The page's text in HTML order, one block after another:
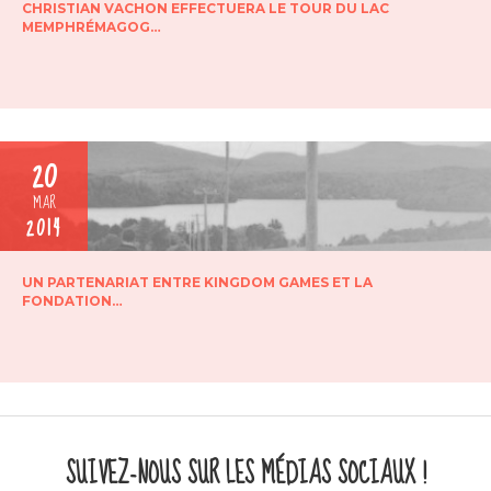
CHRISTIAN VACHON EFFECTUERA LE TOUR DU LAC
MEMPHRÉMAGOG…
20
MAR
2014
UN PARTENARIAT ENTRE KINGDOM GAMES ET LA
FONDATION…
SUIVEZ-NOUS SUR LES MÉDIAS SOCIAUX !